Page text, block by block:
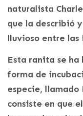
naturalista
que la describió
lluvioso entre las
Esta ranita se ha
forma de
especie, llamado
consiste en que